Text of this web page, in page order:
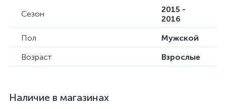
Сезон
2015 -
2016
Пол
Мужской
Возраст
Взрослые
Наличие в магазинах